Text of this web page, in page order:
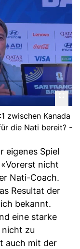
zwischen Kanada
die Nati bereit? -
eigenes Spiel
nicht
Nati-Coach.
Resultat der
bekannt.
eine starke
zu
auch mit der